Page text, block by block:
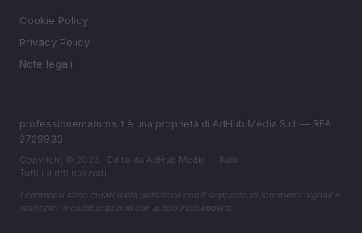
Cookie Policy
Privacy Policy
Note legali
professionemamma.it è una proprietà di AdHub Media S.r.l. — REA
2729933
Copyright © 2026 · Edito da AdHub Media — Italia
Tutti i diritti riservati
I contenuti sono curati dalla redazione con il supporto di strumenti digitali e
realizzati in collaborazione con autori indipendenti.